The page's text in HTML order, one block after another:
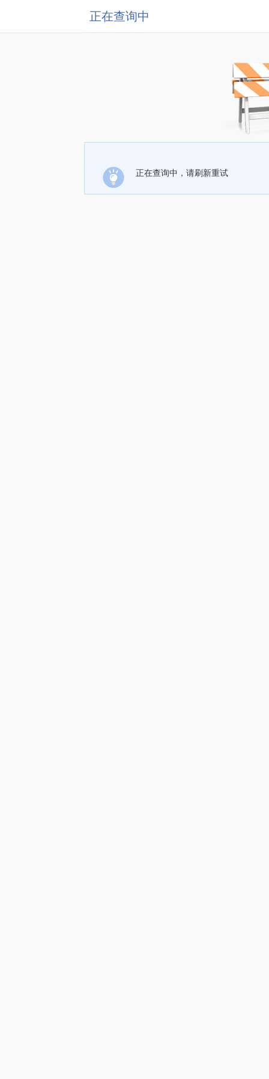
正在查询中
正在查询中，请刷新重试